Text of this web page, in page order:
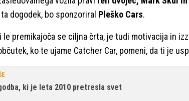
dogodek, bo sponzoriral Pleško Cars.
le premikajoča se ciljna črta, je tudi motivacija in
ko te ujame Catcher Car, pomeni, da ti je
ki je leta 2010 pretresla svet